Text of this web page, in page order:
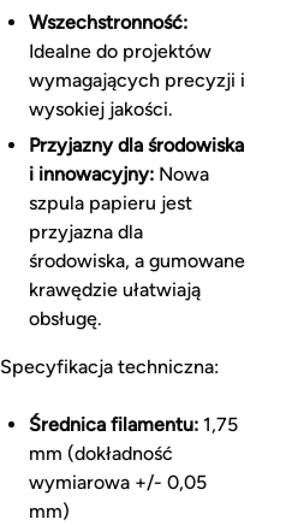
Wszechstronność:
Idealne do projektów
wymagających precyzji i
wysokiej jakości.
Przyjazny dla środowiska
i innowacyjny:Nowa
szpula papieru jest
przyjazna dla
środowiska, a gumowane
krawędzie ułatwiają
obsługę.
Specyfikacja techniczna:
Średnica filamentu:1,75
mm (dokładność
wymiarowa +/- 0,05
mm)